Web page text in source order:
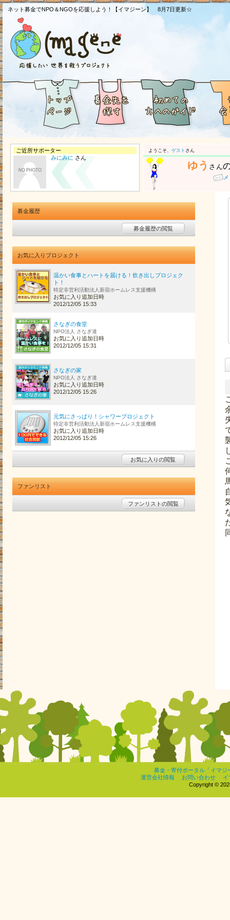
ネット募金でNPO＆NGOを応援しよう！【イマジーン】 8月7日更新☆
ご近所サポーター
みにみに さん
ようこそ、 ゲスト さん
ゆう さん
募金履歴
募金履歴の閲覧
お気に入りプロジェクト
温かい食事とハートを届ける！炊き出しプロジェク
ト！
特定非営利活動法人新宿ホームレス支援機構
お気に入り追加日時
2012/12/05 15:33
さなぎの食堂
NPO法人 さなぎ達
お気に入り追加日時
2012/12/05 15:31
さなぎの家
NPO法人 さなぎ達
お気に入り追加日時
2012/12/05 15:26
元気にさっぱり！シャワープロジェクト
特定非営利活動法人新宿ホームレス支援機構
お気に入り追加日時
2012/12/05 15:26
お気に入りの閲覧
ファンリスト
ファンリストの閲覧
募金・寄付ポータル「イマジ
運営会社情報
お問い合わせ
イ
Copyright ©